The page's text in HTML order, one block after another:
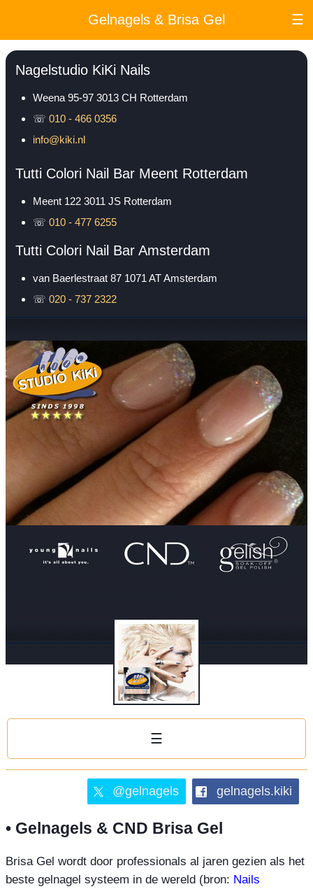
Gelnagels & Brisa Gel ☰
Nagelstudio KiKi Nails
Weena 95-97 3013 CH Rotterdam
☏010 - 466 0356
info@kiki.nl
Tutti Colori Nail Bar Meent Rotterdam
Meent 122 3011 JS Rotterdam
☏010 - 477 6255
Tutti Colori Nail Bar Amsterdam
van Baerlestraat 87 1071 ATAmsterdam
☏020 - 737 2322
☰
@gelnagels gelnagels.kiki
• Gelnagels & CND Brisa Gel
Brisa Gel wordt door professionals al jaren gezien als het
beste gelnagel systeem in de wereld (bron: Nails